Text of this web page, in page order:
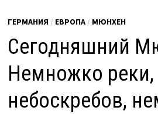
ГЕРМАНИЯ / ЕВРОПА / МЮНХЕН
Сегодняшний
Немножко
небоскребов,